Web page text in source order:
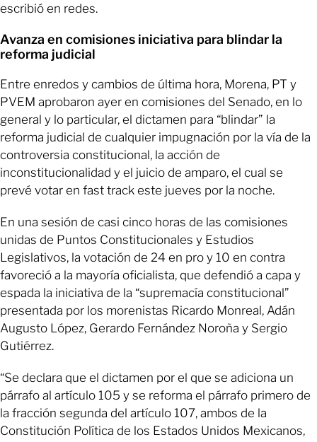
escribió en redes.
Avanza en comisiones iniciativa para blindar la
reforma judicial
Entre enredos y cambios de última hora, Morena, PT y
PVEM aprobaron ayer en comisiones del Senado, en lo
general y lo particular, el dictamen para “blindar” la
reforma judicial de cualquier impugnación por la vía de la
controversia constitucional, la acción de
inconstitucionalidad y el juicio de amparo, el cual se
prevé votar en fast track este jueves por la noche.
En una sesión de casi cinco horas de las comisiones
unidas de Puntos Constitucionales y Estudios
Legislativos, la votación de 24 en pro y 10 en contra
favoreció a la mayoría oficialista, que defendió a capa y
espada la iniciativa de la “supremacía constitucional”
presentada por los morenistas Ricardo Monreal, Adán
Augusto López, Gerardo Fernández Noroña y Sergio
Gutiérrez.
“Se declara que el dictamen por el que se adiciona un
párrafo al artículo 105 y se reforma el párrafo primero de
la fracción segunda del artículo 107, ambos de la
Constitución Política de los Estados Unidos Mexicanos,